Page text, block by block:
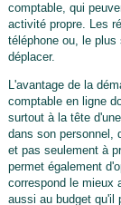
comptable, qui
activité propre. Les
téléphone ou, le
déplacer.
L'avantage de la
comptable en ligne
surtout à la tête
dans son personnel,
et pas seulement à
permet également
correspond le mieux
aussi au budget qu'il